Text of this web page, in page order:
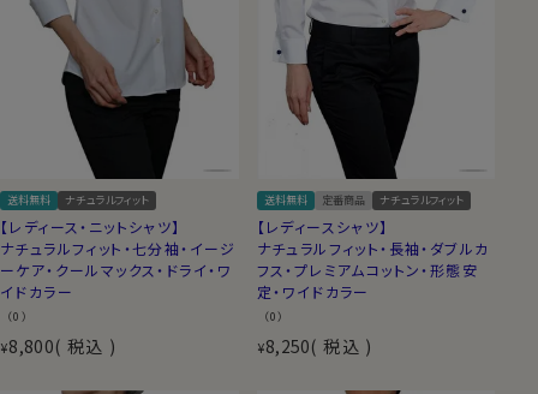
送料無料 ナチュラルフィット
【レディース・ニットシャツ】
ナチュラルフィット・七分袖・イージ
ーケア・クールマックス・ドライ・ワ
イドカラー
（0）
¥8,800 税込
送料無料 定番商品 ナチュラルフィット
【レディースシャツ】
ナチュラルフィット・長袖・ダブルカ
フス・プレミアムコットン・形態安
定・ワイドカラー
（0）
¥8,250 税込